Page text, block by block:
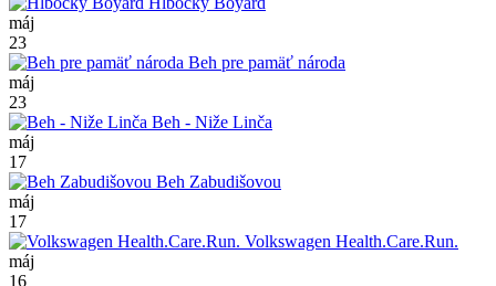
máj
23
Beh pre pamäť národa
máj
23
Beh - Niže Linča
máj
17
Beh Zabudišovou
máj
17
Volkswagen Health.Care.Run.
máj
16